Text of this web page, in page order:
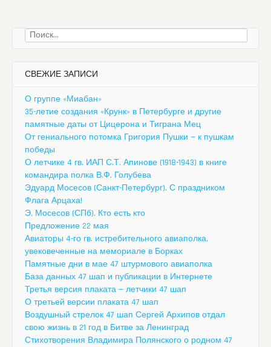
Найти:
СВЕЖИЕ ЗАПИСИ
О группе «Миабан»
35-летие создания «Крунк» в Петербурге и другие
памятные даты от Цицерона и Тиграна Мец
От гениального потомка Григория Пушки — к пушкам
победы
О летчике 4 гв. ИАП С.Т. Апинове (1918-1943) в книге
командира полка В.Ф. Голубева
Эдуард Мосесов (Санкт-Петербург). С праздником
Флага Арцаха!
Э. Мосесов (СПб). Кто есть кто
Предложение 22 мая
Авиаторы 4-го гв. истребительного авиаполка,
увековеченные на мемориале в Борках
Памятные дни в мае 47 штурмового авиаполка
База данных 47 шап и публикации в Интернете
Третья версия плаката — летчики 47 шап
О третьей версии плаката 47 шап
Воздушный стрелок 47 шап Сергей Архипов отдал
свою жизнь в 21 год в Битве за Ленинград
Стихотворения Владимира Полянского о родном 47